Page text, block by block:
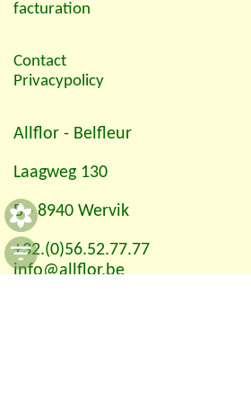
facturation
Contact
Privacypolicy
Allflor - Belfleur
Laagweg 130
B - 8940 Wervik
+32.(0)56.52.77.77
info@allflor.be